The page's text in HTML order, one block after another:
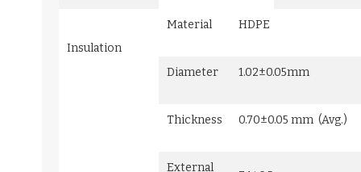
Insulation
Material HDPE
Diameter 1.02±0.05mm
Thickness 0.70±0.05 mm (Avg.)
External